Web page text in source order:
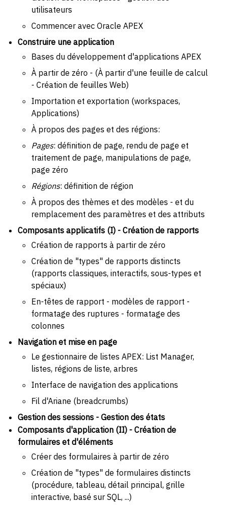
utilisateurs
Commencer avec Oracle APEX
Construire une application
Bases du développement d'applications APEX
À partir de zéro - (À partir d'une feuille de calcul
- Création de feuilles Web)
Importation et exportation (workspaces,
Applications)
À propos des pages et des régions:
Pages: définition de page, rendu de page et
traitement de page, manipulations de page,
page zéro
Régions: définition de région
À propos des thèmes et des modèles - et du
remplacement des paramètres et des attributs
Composants applicatifs (I) - Création de rapports
Création de rapports à partir de zéro
Création de "types" de rapports distincts
(rapports classiques, interactifs, sous-types et
spéciaux)
En-têtes de rapport - modèles de rapport -
formatage des ruptures - formatage des
colonnes
Navigation et mise en page
Le gestionnaire de listes APEX: List Manager,
listes, régions de liste, arbres
Interface de navigation des applications
Fil d'Ariane (breadcrumbs)
Gestion des sessions - Gestion des états
Composants d'application (II) - Création de
formulaires et d'éléments
Créer des formulaires à partir de zéro
Création de "types" de formulaires distincts
(procédure, tableau, détail principal, grille
interactive, basé sur SQL, ...)